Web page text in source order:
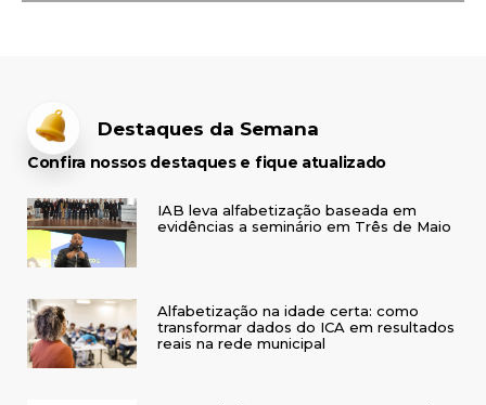
Destaques da Semana
Confira nossos destaques e fique atualizado
IAB leva alfabetização baseada em
evidências a seminário em Três de Maio
Alfabetização na idade certa: como
transformar dados do ICA em resultados
reais na rede municipal